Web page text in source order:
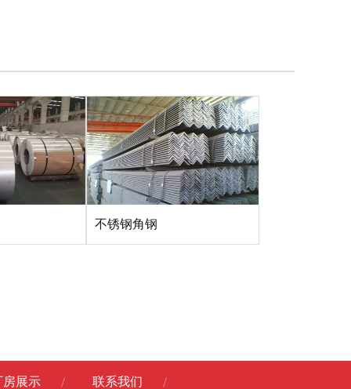
不锈钢角钢
房展示 联系我们